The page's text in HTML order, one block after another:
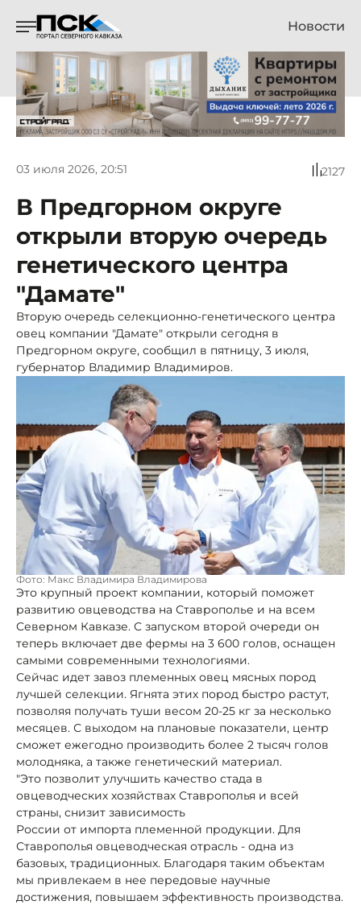
Новости
03 июля 2026, 20:51 2127
В Предгорном округе
открыли вторую очередь
генетического центра
"Дамате"
Вторую очередь селекционно-генетического центра
овец компании "Дамате" открыли сегодня в
Предгорном округе, сообщил в пятницу, 3 июля,
губернатор Владимир Владимиров.
Фото: Макс Владимира Владимирова
Это крупный проект компании, который поможет
развитию овцеводства на Ставрополье и на всем
Северном Кавказе. С запуском второй очереди он
теперь включает две фермы на 3 600 голов, оснащен
самыми современными технологиями.
Сейчас идет завоз племенных овец мясных пород
лучшей селекции. Ягнята этих пород быстро растут,
позволяя получать туши весом 20-25 кг за несколько
месяцев. С выходом на плановые показатели, центр
сможет ежегодно производить более 2 тысяч голов
молодняка, а также генетический материал.
"Это позволит улучшить качество стада в
овцеводческих хозяйствах Ставрополья и всей
страны, снизит зависимость
России от импорта племенной продукции. Для
Ставрополья овцеводческая отрасль - одна из
базовых, традиционных. Благодаря таким объектам
мы привлекаем в нее передовые научные
достижения, повышаем эффективность производства.